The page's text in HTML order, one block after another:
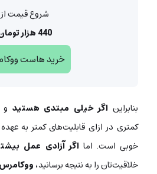
شروع قیمت از
440 هزار تومان
خرید هاست
بنابراین اگر خیلی مبتدی هستید
کمتری در ازای قابلیت‌های کمتر به
خوبی است. امااگر آزادی عمل
خلاقیت‌تان را به نتیجه برسانید،ووکامرس